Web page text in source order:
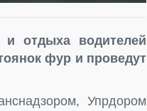
отдыха водителей
фур и проведут
Упрдором